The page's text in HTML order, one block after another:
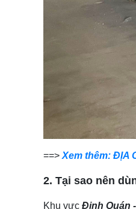
==> Xem thêm: ĐỊA
2. Tại sao nên
Khu vực Định Quán